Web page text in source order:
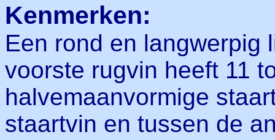
Kenmerken:
Een rond en langwerpig
voorste rugvin heeft 11
halvemaanvormige
staartvin en tussen de